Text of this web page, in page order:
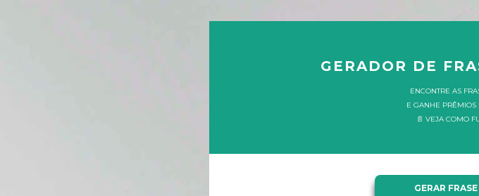
GERADOR DE
ENCONTRE AS
E GANHE
📄 VEJA COMO
GERAR